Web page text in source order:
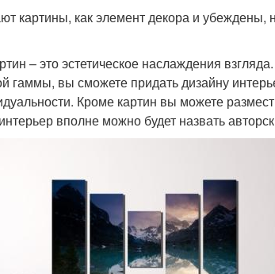
картины, как элемент декора и убеждены,
– это эстетическое наслаждения
гаммы, вы сможете придать дизайну
Кроме картин вы можете
вполне можно будет назвать